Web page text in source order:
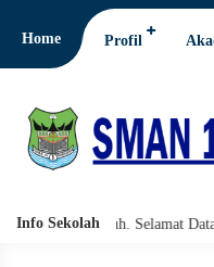
Home Profil
Info Sekolah
wabarakatuh. Selamat Datang